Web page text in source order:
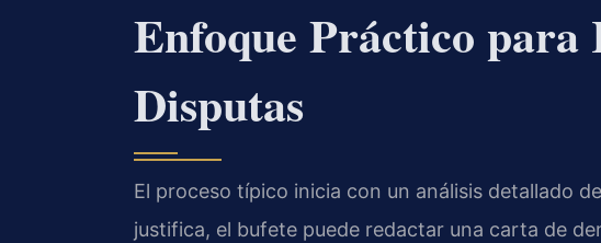
Enfoque Práctico para
Disputas
El proceso típico inicia con un análisis detallado
justifica, el bufete puede redactar una carta de